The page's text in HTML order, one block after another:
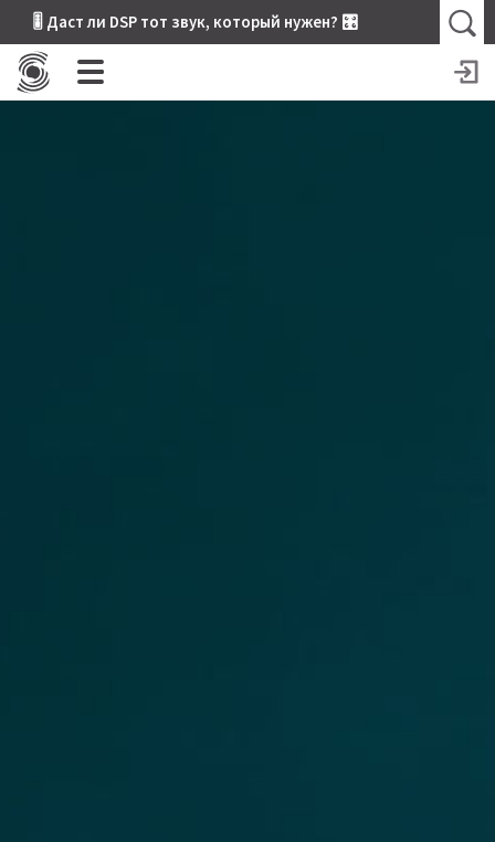
🎚 Даст ли DSP тот звук, который нужен? 🎛